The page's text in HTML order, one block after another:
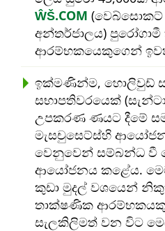
ŴŠ.COM (වෙබ්සොකට්
අන්තර්ජාලය)
ආරම්භකයෙකුගෙන්
ඉක්මණින්ම, හොලිවුඩ්
සභාපතිවරයෙක්
උපකරණ ණයට දීමේ
මැසචුසෙට්ස්හි
වෙනුවෙන් සම්බන්ධ වී
ආයෝජනය කළේය.
කුඩා මුදල් වශයෙන්
තාක්ෂණික
සැලකිලිමත් වන විට